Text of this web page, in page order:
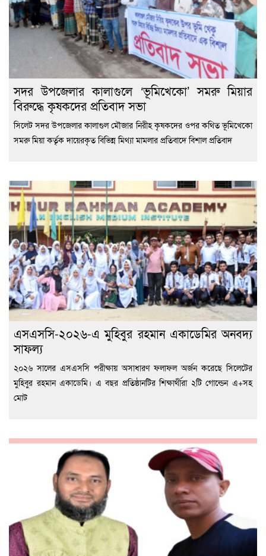
সদর উপজেলার কালাগুলে ‘ভূমিখেকো’ সমরু মিয়ার
বিরুদ্ধে কৃষকদের প্রতিবাদ সভা
সিলেট সদর উপজেলার কালাগুল মৌজার নিরীহ কৃষকদের ওপর কথিত ভূমিখেকো
সমরু মিয়া কর্তৃক দায়েরকৃত বিভিন্ন মিথ্যা মামলার প্রতিবাদে বিশাল প্রতিবাদ
এসএসসি-২০২৬-এ মুহিবুর রহমান একাডেমির অনবদ্য
সাফল্য
২০২৬ সালের এসএসসি পরীক্ষায় অসাধারণ ফলাফল অর্জন করেছে সিলেটের
মুহিবুর রহমান একাডেমি। এ বছর প্রতিষ্ঠানটির শিক্ষার্থীরা ২টি গোল্ডেন এ+সহ
মোট